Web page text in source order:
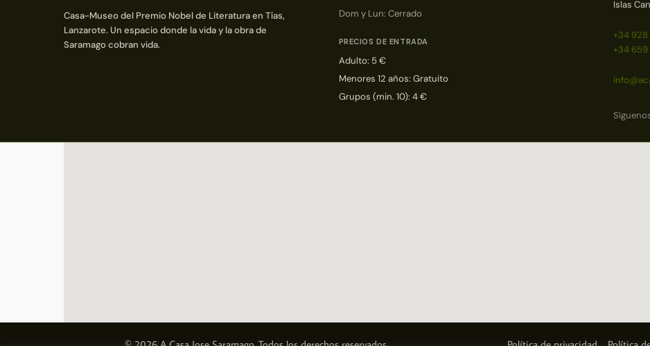
Casa-Museo del Premio Nobel de Literatura en Tías,
Lanzarote. Un espacio donde la vida y la obra de
Saramago cobran vida.
Dom y Lun: Cerrado
PRECIOS DE ENTRADA
Adulto: 5 €
Menores 12 años: Gratuito
Grupos (min. 10): 4 €
Islas
+34
+34